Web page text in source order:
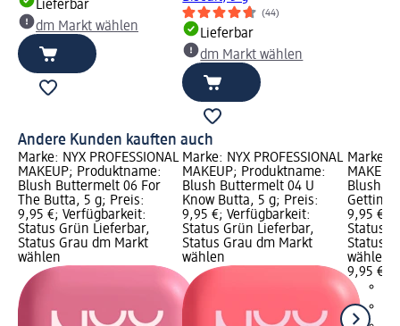
Lieferbar
dm Markt wählen
(44)
Lieferbar
dm Markt wählen
Andere Kunden kauften auch
Marke: NYX PROFESSIONAL
MAKEUP; Produktname:
Blush Buttermelt 06 For
The Butta, 5 g; Preis:
9,95 €; Verfügbarkeit:
Status Grün Lieferbar,
Status Grau dm Markt
wählen
Marke: NYX PROFESSIONAL
MAKEUP; Produktname:
Blush Buttermelt 04 U
Know Butta, 5 g; Preis:
9,95 €; Verfügbarkeit:
Status Grün Lieferbar,
Status Grau dm Markt
wählen
Marke:
Blush
Getting
9,95 €;
Status
Status
wählen
9,95 €